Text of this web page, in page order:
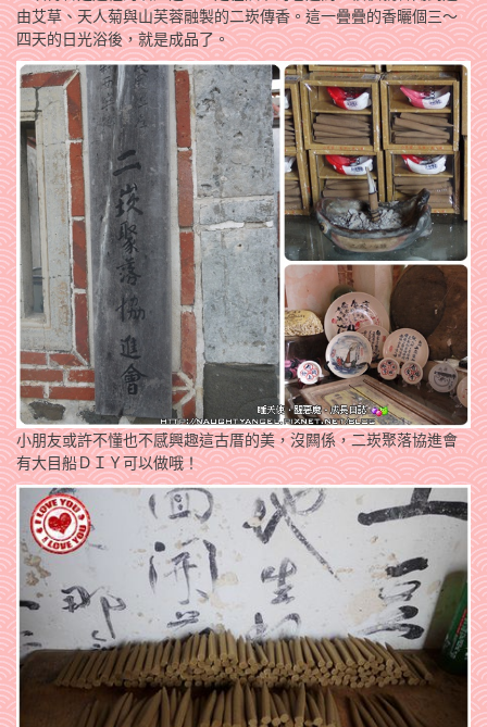
由艾草、天人菊與山芙蓉融製的二崁傳香。這一疊疊的香曬個三～
四天的日光浴後，就是成品了。
小朋友或許不懂也不感興趣這古厝的美，沒闗係，二崁聚落協進會
有大目船ＤＩＹ可以做哦！